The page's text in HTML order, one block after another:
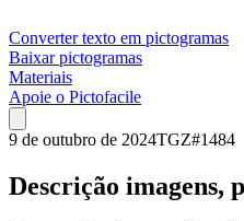
Converter texto em pictogramas
Baixar pictogramas
Materiais
Apoie o Pictofacile
9 de outubro de 2024TGZ#1484
Descrição imagens,